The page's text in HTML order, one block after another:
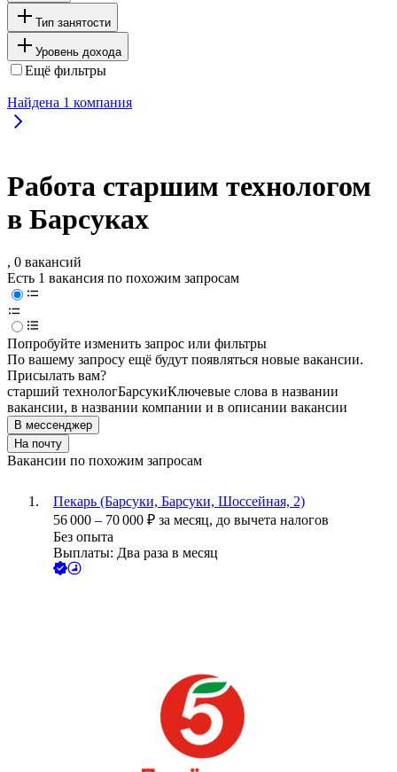
Тип занятости
Уровень дохода
Ещё фильтры
Найдена 1 компания
Работа старшим технологом
в Барсуках
, 0 вакансий
Есть 1 вакансия по похожим запросам
Попробуйте изменить запрос или фильтры
По вашему запросу ещё будут появляться новые вакансии.
Присылать вам?
старший технологБарсукиКлючевые слова в названии
вакансии, в названии компании и в описании вакансии
В мессенджер
На почту
Вакансии по похожим запросам
Пекарь (Барсуки, Барсуки, Шоссейная, 2)
56 000 – 70 000 ₽ за месяц, до вычета налогов
Без опыта
Выплаты: Два раза в месяц